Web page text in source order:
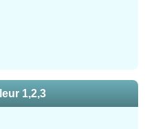
1,2,3